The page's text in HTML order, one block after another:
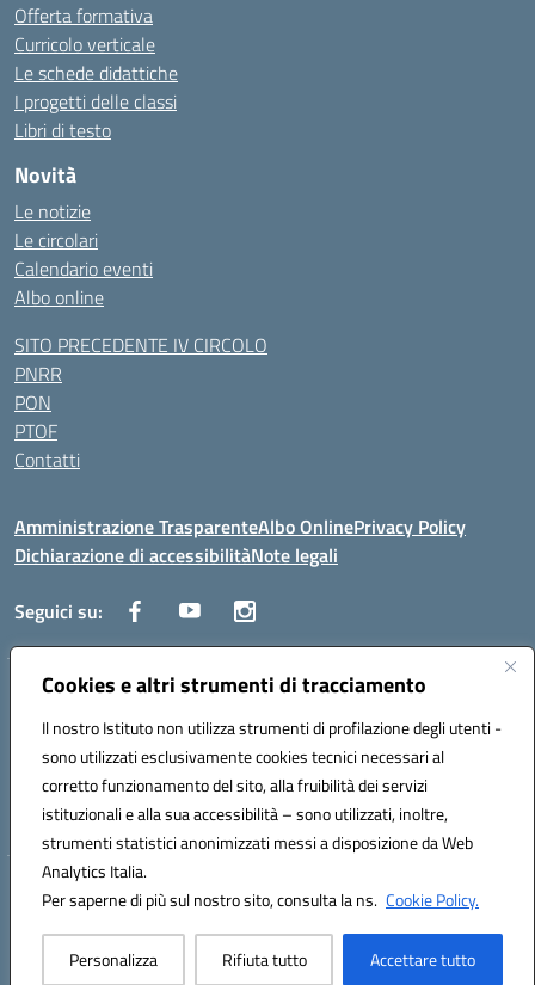
Cookies e altri strumenti di tracciamento
Il nostro Istituto non utilizza strumenti di profilazione degli utenti -
sono utilizzati esclusivamente cookies tecnici necessari al
corretto funzionamento del sito, alla fruibilità dei servizi
istituzionali e alla sua accessibilità – sono utilizzati, inoltre,
strumenti statistici anonimizzati messi a disposizione da Web
Analytics Italia.
Per saperne di più sul nostro sito, consulta la ns. Cookie Policy.
Personalizza Rifiuta tutto Accettare tutto
Offerta formativa
Curricolo verticale
Le schede didattiche
I progetti delle classi
Libri di testo
Novità
Le notizie
Le circolari
Calendario eventi
Albo online
SITO PRECEDENTE IV CIRCOLO
PNRR
PON
PTOF
Contatti
Amministrazione TrasparenteAlbo OnlinePrivacy Policy
Dichiarazione di accessibilitàNote legali
Seguici su:
Traversa Fondo d'Orto n.19B - Cap 80053 - Castellammare di Stabia
(NA) - Tel. 0818701043 - Mail: naic847006@istruzione.it - PEC:
Codice meccanografico: NAIC847006 - Codice iPA: istsc_naic847006 -
C.F. 82009060631 - Codice univoco fatturazione elettronica (CUF):
UFUAUC
Hosting & Powered by 3D Solution S.r.l.
Concept & Design by Designers Italia